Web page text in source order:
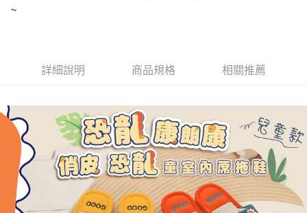
３．安心：先確認商品／服務後，再付款。
１．於結帳方式選擇「AFTEE先享後付」後，將跳轉至「AFTEE先享後付」
結帳頁面，進行簡訊認證並確認金額後，即可完成結帳。
２．訂單成立數日內，您將收到繳費通知簡訊。
３．收到繳費通知簡訊後14天內，點擊此簡訊中的連結，可透過四大超商／
ATM／網路銀行／等多元方式進行付款，方視為交易完成。
※ 請注意：結帳手續完成當下不需立刻繳費，但若您需要取消訂單，請聯絡
購買商品的店家。未經商家同意取消之訂單仍視為有效，需透過AFTEE先享
後付繳納相關費用。
※ 交易是否成功請以「AFTEE先享後付 」之結帳頁面顯示為準，若有關於
全家取貨付款
付款後 全家取貨
每筆NT$80，滿NT$490(含以上)免運費
7-11取貨付款
每筆NT$80，滿NT$490(含以上)免運費
付款後 7-11取貨
~
詳細說明 商品規格 相關推薦